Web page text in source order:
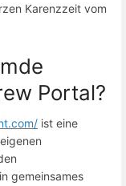
Karenzzeit vom
Portal?
ist eine
gemeinsames